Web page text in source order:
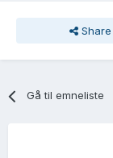
Share
Gå til emneliste